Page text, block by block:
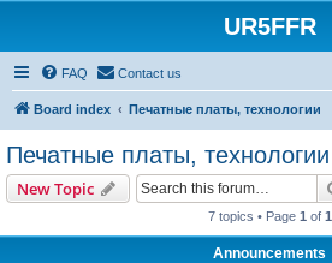
UR5FFR
FAQ Contact us
Board index Печатные платы, технологии
Печатные платы, технологии
New Topic
7 topics • Page 1 of 1
Announcements